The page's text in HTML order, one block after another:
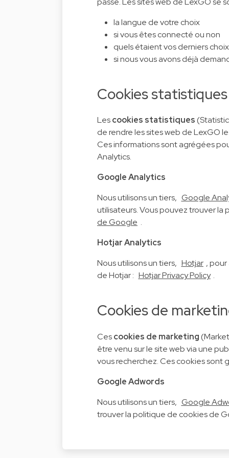
la langue de votre choix
si vous êtes connecté ou non
quels étaient vos derniers
si nous vous avons déjà
Cookies statistiques
Lescookies statistiques
de rendre les sites web de LexGO
Ces informations sont agrégées
Analytics.
Google Analytics
Nous utilisons un tiers, Google
utilisateurs. Vous pouvez trouver
de Google .
Hotjar Analytics
Nous utilisons un tiers, Hotjar ,
de Hotjar : Hotjar Privacy Policy .
Cookies de
Cescookies de marketing
être venu sur le site web via une
vous recherchez. Ces cookies sont
Google Adwords
Nous utilisons un tiers, Google
trouver la politique de cookies de